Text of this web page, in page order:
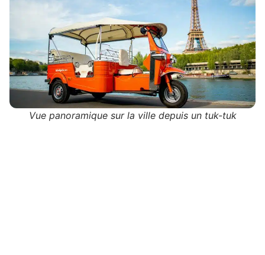
Vue panoramique sur la ville depuis un tuk-tuk